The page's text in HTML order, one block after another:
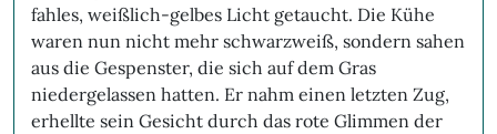
fahles, weißlich-gelbes Licht getaucht. Die Kühe
waren nun nicht mehr schwarzweiß, sondern sahen
aus die Gespenster, die sich auf dem Gras
niedergelassen hatten. Er nahm einen letzten Zug,
erhellte sein Gesicht durch das rote Glimmen der